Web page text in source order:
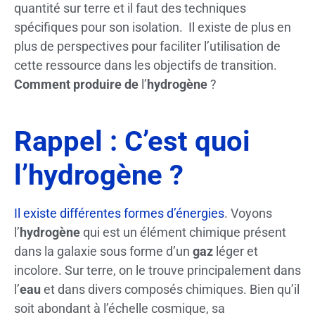
quantité sur terre et il faut des techniques
spécifiques pour son isolation. Il existe de plus en
plus de perspectives pour faciliter l’utilisation de
cette ressource dans les objectifs de transition.
Comment produirede l’hydrogène?
Rappel : C’est quoi
l’hydrogène ?
Il existe différentes formes d’énergies. Voyons
l’hydrogènequi est un élément chimique présent
dans la galaxie sous forme d’un gaz léger et
incolore. Sur terre, on le trouve principalement dans
l’eauet dans divers composés chimiques. Bien qu’il
soit abondant à l’échelle cosmique, sa